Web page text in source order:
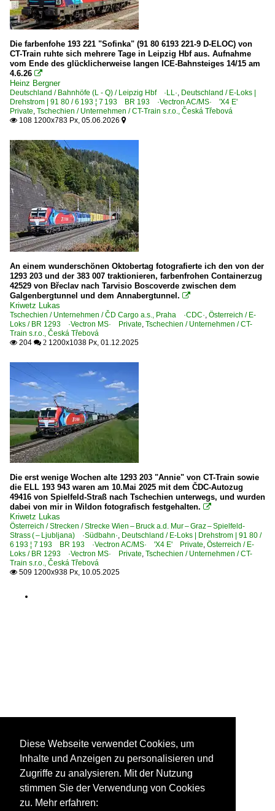
Die farbenfohe 193 221 "Sofinka" (91 80 6193 221-9 D-ELOC) von
CT-Train ruhte sich mehrere Tage in Leipzig Hbf aus. Aufnahme
vom Ende des glücklicherweise langen ICE-Bahnsteiges 14/15 am
4.6.26 
Heinz Bergner
Deutschland / Bahnhöfe (L - Q) / Leipzig Hbf ·LL·, Deutschland / E-Loks |
Drehstrom | 91 80 / 6 193 ¦ 7 193 BR 193 ·Vectron AC/MS· 'X4 E'
Private, Tschechien / Unternehmen / CT-Train s.r.o., Česká Třebová
 108 1200x783 Px, 05.06.2026 
An einem wunderschönen Oktobertag fotografierte ich den von der
1293 203 und der 383 007 traktionieren, farbenfrohen Containerzug
42529 von Břeclav nach Tarvisio Boscoverde zwischen dem
Galgenbergtunnel und dem Annabergtunnel. 
Kriwetz Lukas
Tschechien / Unternehmen / ČD Cargo a.s., Praha ·CDC·, Österreich / E-
Loks / BR 1293 ·Vectron MS· Private, Tschechien / Unternehmen / CT-
Train s.r.o., Česká Třebová
 204  2 1200x1038 Px, 01.12.2025
Die erst wenige Wochen alte 1293 203 "Annie" von CT-Train sowie
die ELL 193 943 waren am 10.Mai 2025 mit dem ČDC-Autozug
49416 von Spielfeld-Straß nach Tschechien unterwegs, und wurden
dabei von mir in Wildon fotografisch festgehalten. 
Kriwetz Lukas
Österreich / Strecken / Strecke Wien – Bruck a.d. Mur – Graz – Spielfeld-
Strass ( – Ljubljana) ·Südbahn·, Deutschland / E-Loks | Drehstrom | 91 80 /
6 193 ¦ 7 193 BR 193 ·Vectron AC/MS· 'X4 E' Private, Österreich / E-
Loks / BR 1293 ·Vectron MS· Private, Tschechien / Unternehmen / CT-
Train s.r.o., Česká Třebová
 509 1200x938 Px, 10.05.2025
Diese Webseite verwendet Cookies, um
Inhalte und Anzeigen zu personalisieren und
Zugriffe zu analysieren. Mit der Nutzung
stimmen Sie der Verwendung von Cookies
zu. Mehr erfahren: